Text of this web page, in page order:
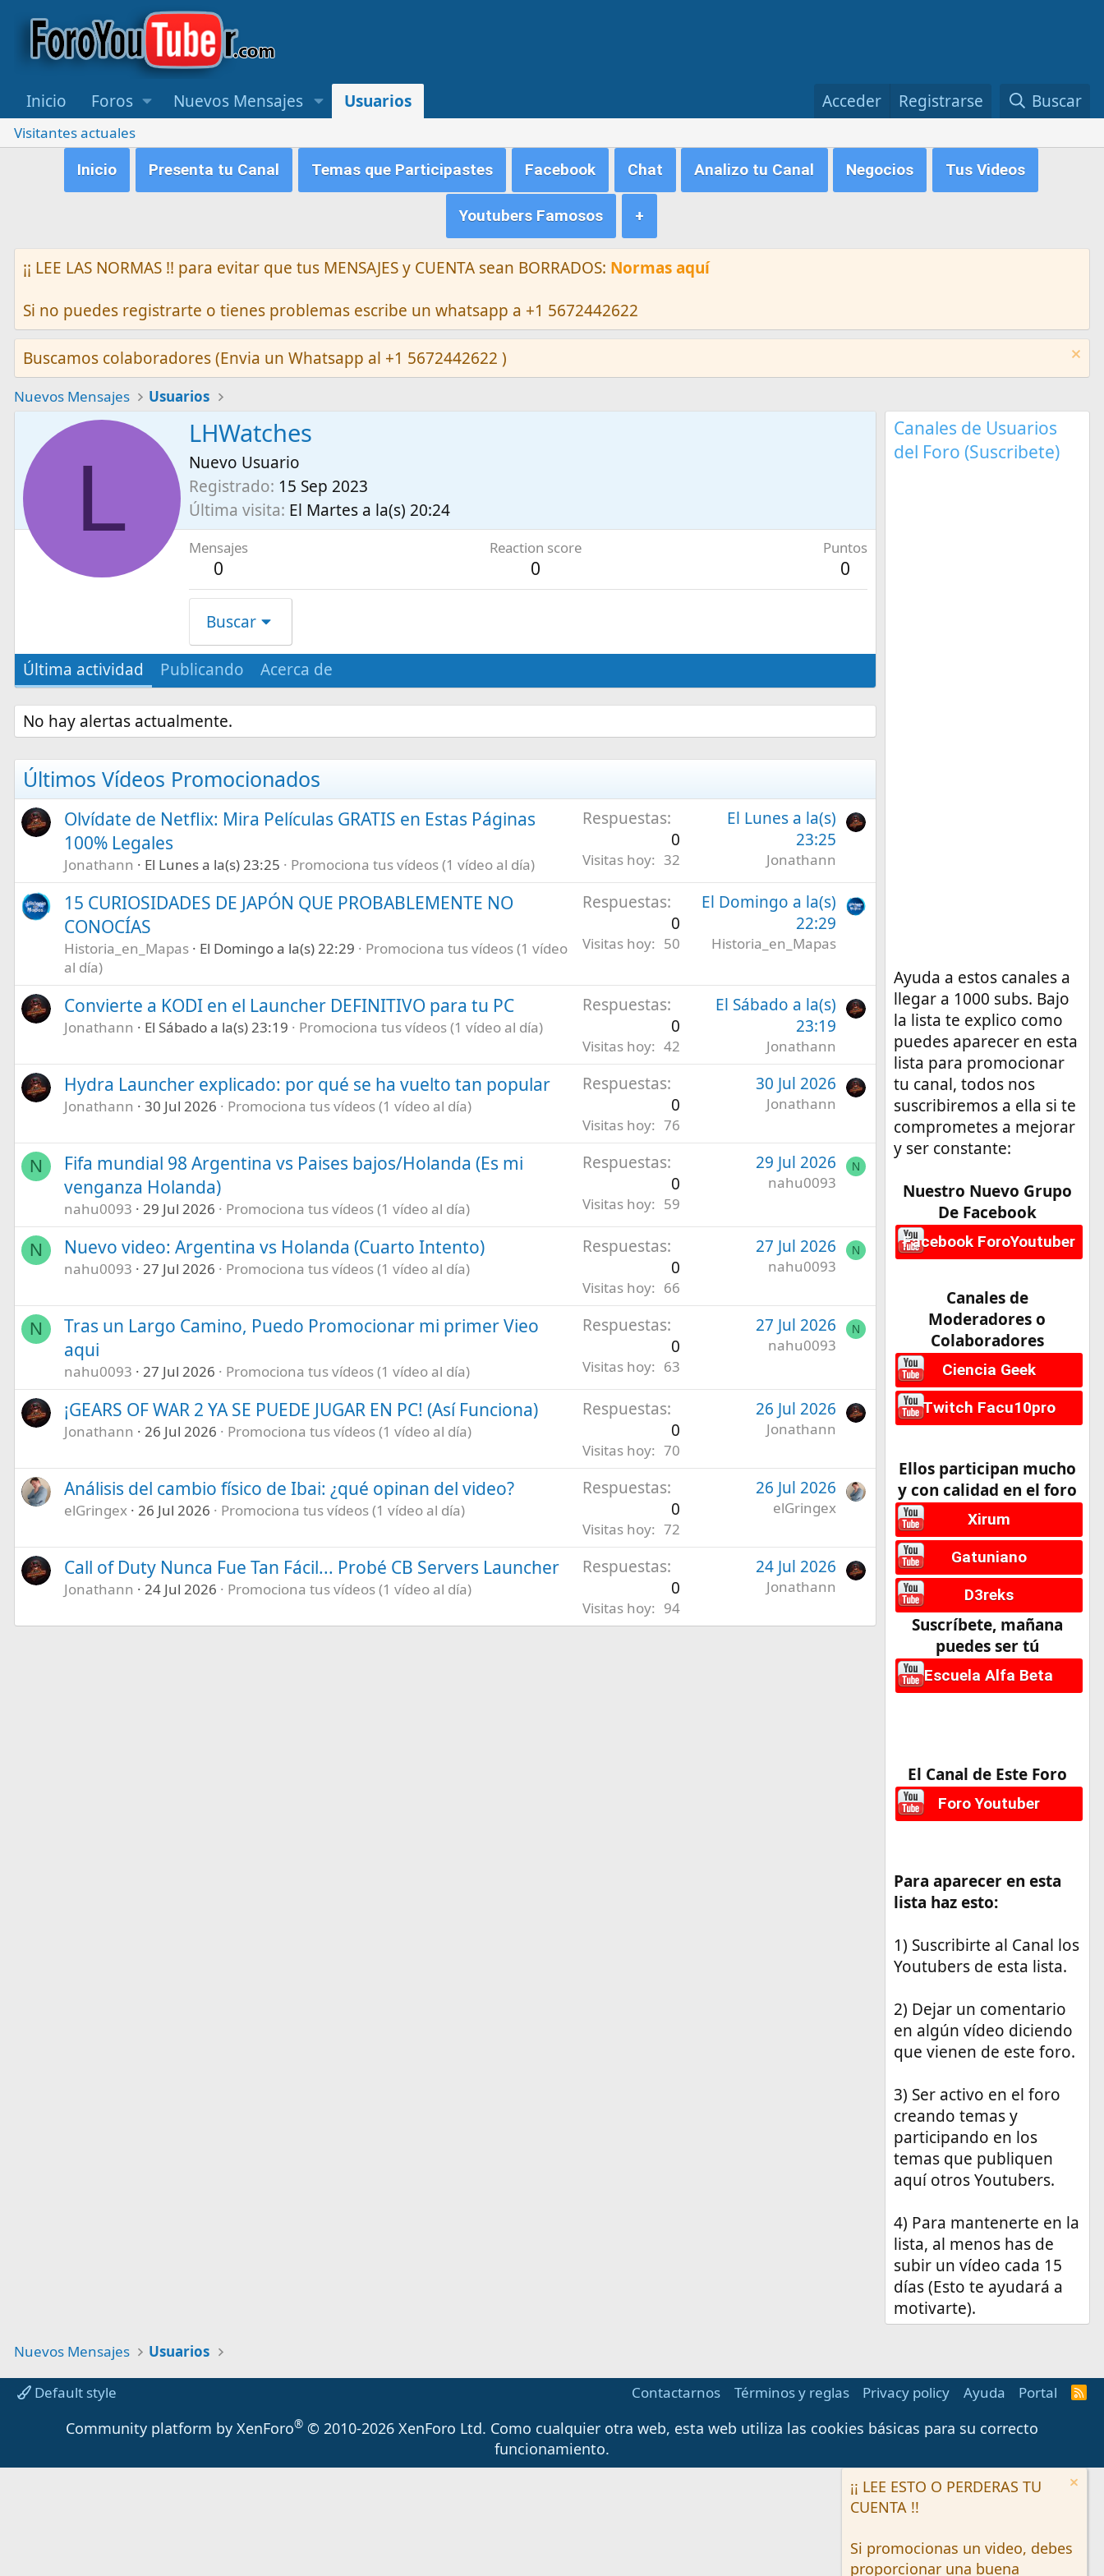
Inicio Foros Nuevos Mensajes Usuarios Acceder Registrarse Buscar
Visitantes actuales
Inicio
Presenta tu Canal Temas que Participastes Facebook Chat Analizo tu Canal Negocios Tus Videos
Youtubers Famosos +
¡¡ LEE LAS NORMAS !! para evitar que tus MENSAJES y CUENTA sean BORRADOS: Normas aquí
Si no puedes registrarte o tienes problemas escribe un whatsapp a +1 5672442622
Buscamos colaboradores (Envia un Whatsapp al +1 5672442622 )
Nuevos Mensajes Usuarios
L
LHWatches
Nuevo Usuario
Registrado 15 Sep 2023
Última visita El Martes a la(s) 20:24
Mensajes
0
Reaction score
0
Puntos
0
Buscar
Última actividad Publicando Acerca de
No hay alertas actualmente.
Últimos Vídeos Promocionados
Olvídate de Netflix: Mira Películas GRATIS en Estas Páginas
100% Legales
Jonathann El Lunes a la(s) 23:25 Promociona tus vídeos (1 vídeo al día)
Respuestas
0
Visitas hoy 32
El Lunes a la(s)
23:25
Jonathann
15 CURIOSIDADES DE JAPÓN QUE PROBABLEMENTE NO
CONOCÍAS
Historia_en_Mapas El Domingo a la(s) 22:29
Promociona tus vídeos (1 vídeo
al día)
Respuestas
0
Visitas hoy 50
El Domingo a la(s)
22:29
Historia_en_Mapas
Convierte a KODI en el Launcher DEFINITIVO para tu PC
Jonathann El Sábado a la(s) 23:19 Promociona tus vídeos (1 vídeo al día)
Respuestas
0
Visitas hoy 42
El Sábado a la(s)
23:19
Jonathann
Hydra Launcher explicado: por qué se ha vuelto tan popular
Jonathann 30 Jul 2026 Promociona tus vídeos (1 vídeo al día)
Respuestas
0
Visitas hoy 76
30 Jul 2026
Jonathann
N
Fifa mundial 98 Argentina vs Paises bajos/Holanda (Es mi
venganza Holanda)
nahu0093 29 Jul 2026 Promociona tus vídeos (1 vídeo al día)
Respuestas
0
Visitas hoy 59
29 Jul 2026
nahu0093
N
N Nuevo video: Argentina vs Holanda (Cuarto Intento)
nahu0093 27 Jul 2026 Promociona tus vídeos (1 vídeo al día)
Respuestas
0
Visitas hoy 66
27 Jul 2026
nahu0093
N
N
Tras un Largo Camino, Puedo Promocionar mi primer Vieo
aqui
nahu0093 27 Jul 2026 Promociona tus vídeos (1 vídeo al día)
Respuestas
0
Visitas hoy 63
27 Jul 2026
nahu0093
N
¡GEARS OF WAR 2 YA SE PUEDE JUGAR EN PC! (Así Funciona)
Jonathann 26 Jul 2026 Promociona tus vídeos (1 vídeo al día)
Respuestas
0
Visitas hoy 70
26 Jul 2026
Jonathann
Análisis del cambio físico de Ibai: ¿qué opinan del video?
elGringex 26 Jul 2026 Promociona tus vídeos (1 vídeo al día)
Respuestas
0
Visitas hoy 72
26 Jul 2026
elGringex
Call of Duty Nunca Fue Tan Fácil... Probé CB Servers Launcher
Jonathann 24 Jul 2026 Promociona tus vídeos (1 vídeo al día)
Respuestas
0
Visitas hoy 94
24 Jul 2026
Jonathann
Canales de Usuarios
del Foro (Suscribete)
Ayuda a estos canales a
llegar a 1000 subs. Bajo
la lista te explico como
puedes aparecer en esta
lista para promocionar
tu canal, todos nos
suscribiremos a ella si te
comprometes a mejorar
y ser constante:
Nuestro Nuevo Grupo
De Facebook
Facebook ForoYoutuber
Canales de
Moderadores o
Colaboradores
Ciencia Geek
Twitch Facu10pro
Ellos participan mucho
y con calidad en el foro
Xirum
Gatuniano
D3reks
Suscríbete, mañana
puedes ser tú
Escuela Alfa Beta
El Canal de Este Foro
Foro Youtuber
Para aparecer en esta
lista haz esto:
1) Suscribirte al Canal los
Youtubers de esta lista.
2) Dejar un comentario
en algún vídeo diciendo
que vienen de este foro.
3) Ser activo en el foro
creando temas y
participando en los
temas que publiquen
aquí otros Youtubers.
4) Para mantenerte en la
lista, al menos has de
subir un vídeo cada 15
días (Esto te ayudará a
motivarte).
Nuevos Mensajes Usuarios
Default style Contactarnos Términos y reglas Privacy policy Ayuda Portal
R
Community platform by XenForo® © 2010-2026 XenForo Ltd. Como cualquier otra web, esta web utiliza las cookies básicas para su correcto
funcionamiento.
¡¡ LEE ESTO O PERDERAS TU
CUENTA !!
Si promocionas un video, debes
proporcionar una buena